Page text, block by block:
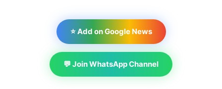
⭐ Add on Google News
💬 Join WhatsApp Channel